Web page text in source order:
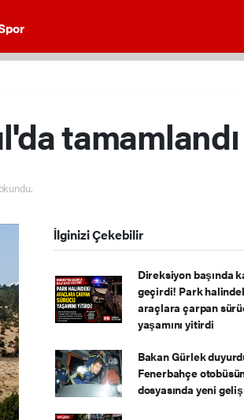
tamamlandı
İlginizi Çekebilir
Direksiyon başında
geçirdi! Park
araçlara çarpan
yaşamını yitirdi
Bakan Gürlek
Fenerbahçe
dosyasında yeni